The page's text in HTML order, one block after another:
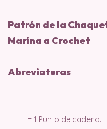
Patrón de la
Marina a Crochet
Abreviaturas
= 1 Punto de cadena.